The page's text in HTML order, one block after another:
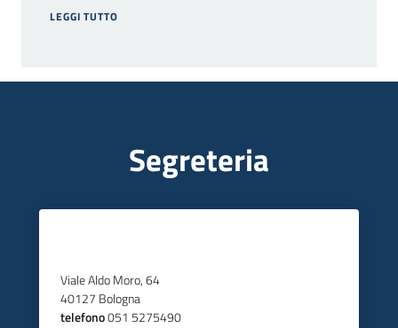
LEGGI TUTTO
Segreteria
Viale Aldo Moro, 64
40127 Bologna
telefono051 5275490